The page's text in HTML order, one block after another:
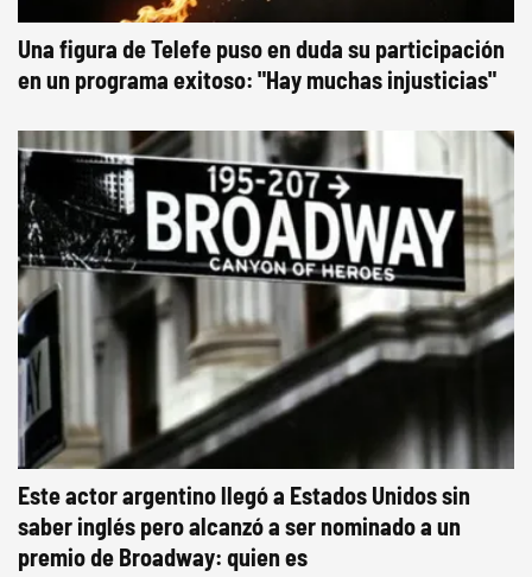
Una figura de Telefe puso en duda su participación
en un programa exitoso: "Hay muchas injusticias"
Este actor argentino llegó a Estados Unidos sin
saber inglés pero alcanzó a ser nominado a un
premio de Broadway: quien es